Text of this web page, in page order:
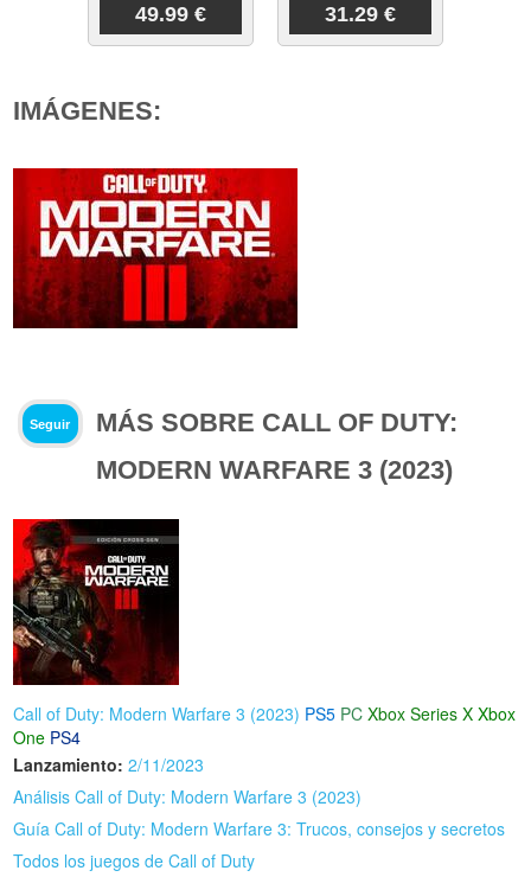
49.99 € 31.29 €
IMÁGENES:
Seguir
MÁS SOBRE CALL OF DUTY:
MODERN WARFARE 3 (2023)
Call of Duty: Modern Warfare 3 (2023) PS5 PC Xbox Series X Xbox
One PS4
Lanzamiento: 2/11/2023
Análisis Call of Duty: Modern Warfare 3 (2023)
Guía Call of Duty: Modern Warfare 3: Trucos, consejos y secretos
Todos los juegos de Call of Duty